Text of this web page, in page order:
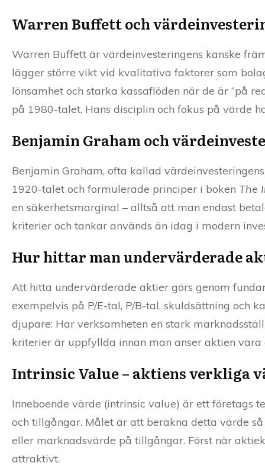
Warren Buffett och
Warren Buffett är värdeinvesteringens kanske
lägger större vikt vid kvalitativa faktorer som
lönsamhet och starka kassaflöden när de är ”på
på 1980-talet. Hans disciplin och fokus på värde
Benjamin Graham och
Benjamin Graham, ofta kallad
1920-talet och formulerade principer i boken The
en säkerhetsmarginal – alltså att man endast
kriterier och tankar används än idag i modern
Hur hittar man undervärderade
Att hitta undervärderade aktier görs genom
exempelvis på P/E-tal, P/B-tal, skuldsättning och
djupare: Har verksamheten en stark
kriterier är uppfyllda innan man anser aktien vara
Intrinsic Value – aktiens verkliga
Inneboende värde (intrinsic value) är ett företags
och tillgångar. Målet är att beräkna detta värde
eller marknadsvärde på tillgångar. Först när
attraktivt.